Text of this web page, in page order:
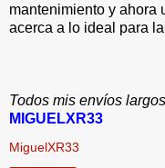
mantenimiento y ahora
acerca a lo ideal para
Todos mis envíos
MIGUELXR33
MiguelXR33